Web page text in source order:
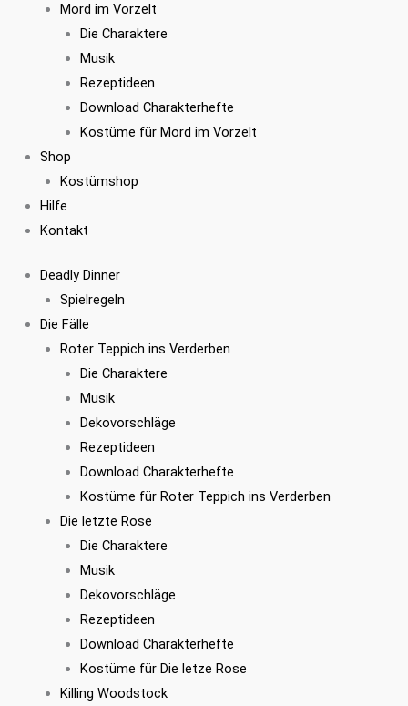
Mord im Vorzelt
Die Charaktere
Musik
Rezeptideen
Download Charakterhefte
Kostüme für Mord im Vorzelt
Shop
Kostümshop
Hilfe
Kontakt
Deadly Dinner
Spielregeln
Die Fälle
Roter Teppich ins Verderben
Die Charaktere
Musik
Dekovorschläge
Rezeptideen
Download Charakterhefte
Kostüme für Roter Teppich ins Verderben
Die letzte Rose
Die Charaktere
Musik
Dekovorschläge
Rezeptideen
Download Charakterhefte
Kostüme für Die letze Rose
Killing Woodstock